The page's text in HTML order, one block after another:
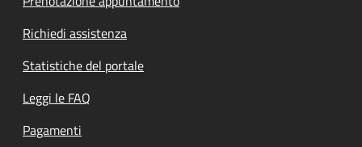
Richiedi assistenza
Statistiche del portale
Leggi le FAQ
Pagamenti